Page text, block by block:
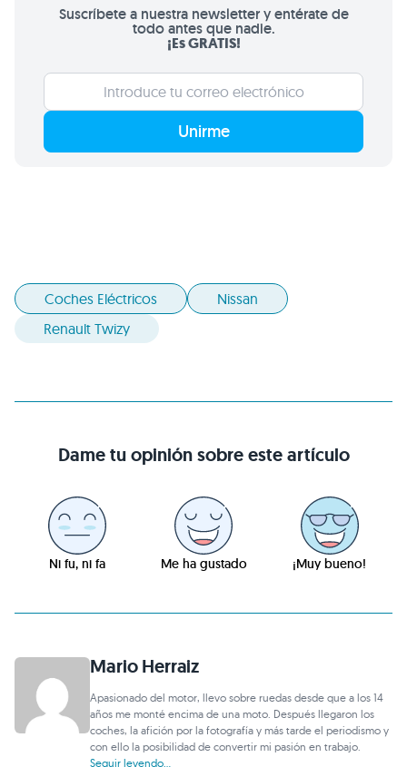
Suscríbete a nuestra newsletter y entérate de
todo antes que nadie.
¡Es GRATIS!
Unirme
Coches Eléctricos
Nissan
Renault Twizy
Dame tu opinión sobre este artículo
Ni fu, ni fa Me ha gustado ¡Muy bueno!
Mario Herraiz
Apasionado del motor, llevo sobre ruedas desde que a los 14
años me monté encima de una moto. Después llegaron los
coches, la afición por la fotografía y más tarde el periodismo y
con ello la posibilidad de convertir mi pasión en trabajo.
Seguir leyendo...